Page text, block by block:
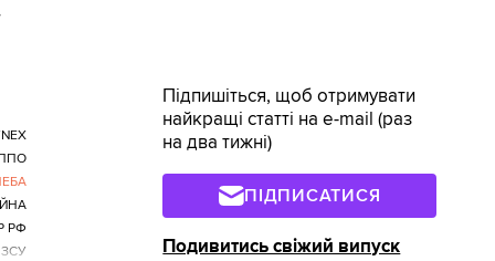
РФ
Підпишіться, щоб отримувати
найкращі статті на e-mail (раз
на два тижні)
ПІДПИСАТИСЯ
Подивитись свіжий випуск